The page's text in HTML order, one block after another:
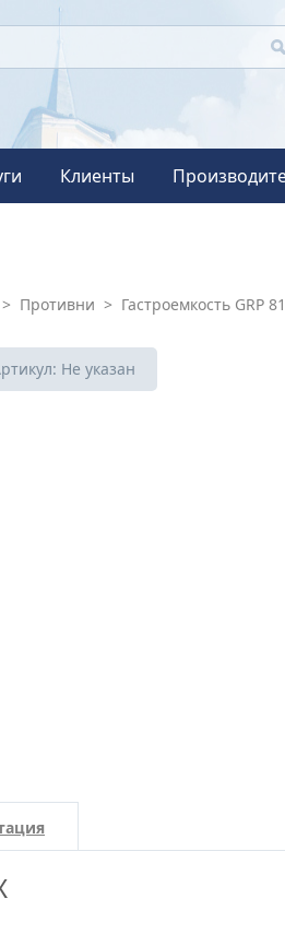
Клиенты
> Противни > Гастроемкость GRP
Не указан